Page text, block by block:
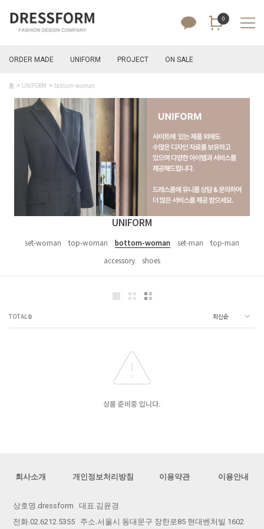
0
ORDER MADE UNIFORM PROJECT ON SALE
홈 UNIFORM bottom-woman
UNIFORM
set-woman top-woman bottom-woman set-man
top-man
accessory
shoes
TOTAL0
상품 준비중 입니다.
회사소개 개인정보처리방침 이용약관 이용안내
상호명.dressform 대표.김윤경
전화.02.6212.5355 주소.서울시 동대문구 장한로85 현대벤처빌 1602